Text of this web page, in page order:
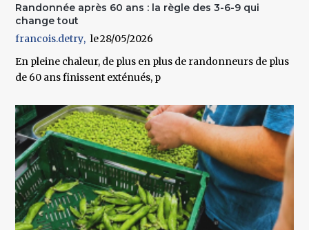
Randonnée après 60 ans : la règle des 3-6-9 qui
change tout
francois.detry
28/05/2026
En pleine chaleur, de plus en plus de randonneurs de plus
de 60 ans finissent exténués, p